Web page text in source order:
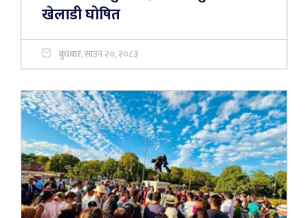
खेलाडी घोषित
बुधबार, साउन २०, २०८३